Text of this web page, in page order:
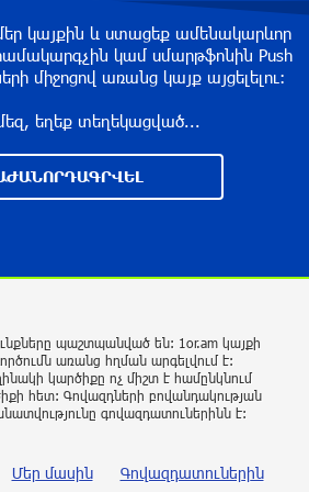
ուղղված թիվ մեկ
է լիներ մեր բոլոր գերիների
նախարարը հարևան մահմեդական
3 ժամ առաջ
ՌԴ ՊՆ
կայքին և ստացեք ամենակարևոր
համակարգչին կամ սմարթֆոնին Push
միջոցով առանց կայք այցելելու։
եղեք տեղեկացված...
պաշտպանված են: 1or.am կայքի
առանց հղման արգելվում է:
կարծիքը ոչ միշտ է համընկնում
հետ: Գովազդների բովանդակության
գովազդատուներինն է:
Մեր մասին Գովազդատուներին